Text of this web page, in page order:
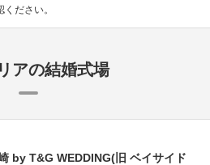
ださい。
アの結婚式場
by T&G WEDDING(旧 ベイサイド